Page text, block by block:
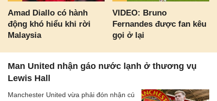
Amad Diallo có hành
động khó hiểu khi rời
Malaysia
VIDEO: Bruno
Fernandes được fan kêu
gọi ở lại
Man United nhận gáo nước lạnh ở thương vụ
Lewis Hall
Manchester United vừa phải đón nhận cú